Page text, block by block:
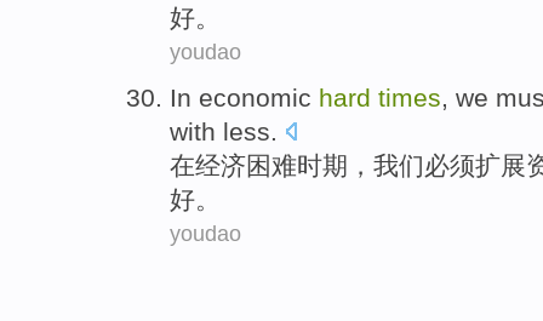
好。
youdao
In economic hard times, we
with less.
在经济困难时期 ， 我们必须扩展
好。
youdao